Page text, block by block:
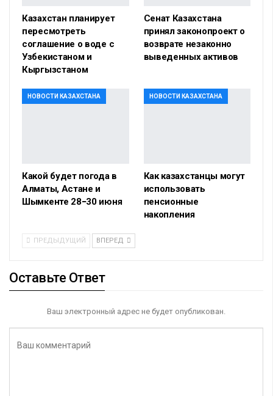
Казахстан планирует
пересмотреть
соглашение о воде с
Узбекистаном и
Кыргызстаном
Сенат Казахстана
принял законопроект о
возврате незаконно
выведенных активов
НОВОСТИ КАЗАХСТАНА
Какой будет погода в
Алматы, Астане и
Шымкенте 28−30 июня
НОВОСТИ КАЗАХСТАНА
Как казахстанцы могут
использовать
пенсионные
накопления
ПРЕДЫДУЩИЙ ВПЕРЕД
Оставьте Ответ
Ваш электронный адрес не будет опубликован.